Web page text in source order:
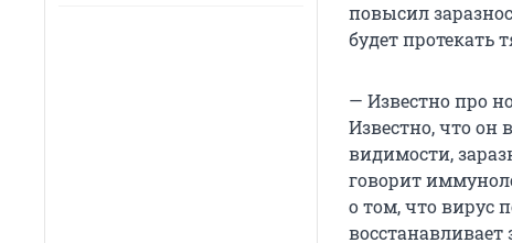
повысил
будет протекать
— Известно про
Известно, что он
видимости,
говорит
о том, что вирус